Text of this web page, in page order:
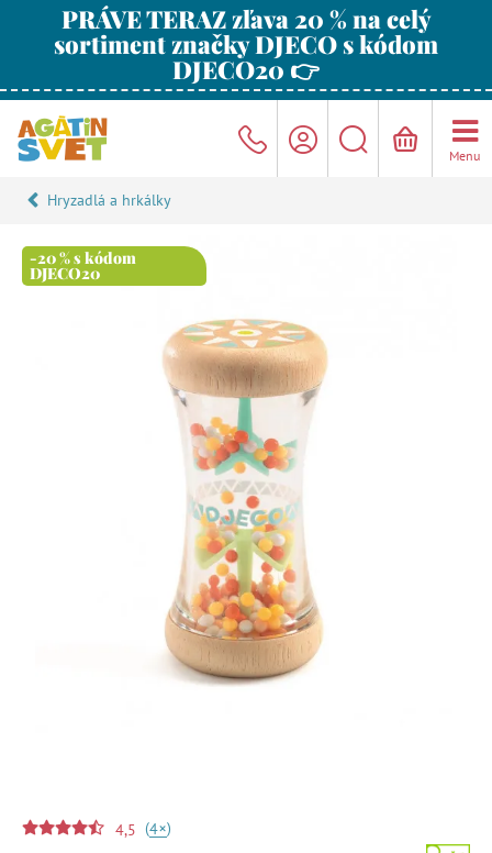
PRÁVE TERAZ zľava 20 % na celý
sortiment značky DJECO s kódom
DJECO20 👉
Menu
Hryzadlá a hrkálky
-20 % s kódom
DJECO20
4,5 (4+)